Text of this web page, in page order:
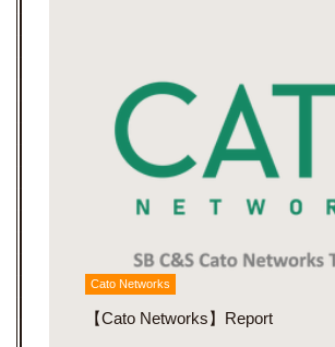
Cato Networks
【Cato Networks】Report